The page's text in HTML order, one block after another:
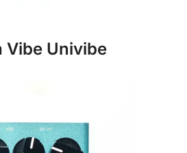
Vibe Univibe